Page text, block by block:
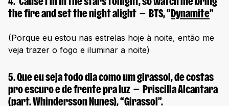
4. ‘Cause I’m in the stars tonight, so watch me bring
the fire and set the night alight — BTS, “ Dynamite”
(Porque eu estou nas estrelas hoje à noite, então me
veja trazer o fogo e iluminar a noite)
5.Que eu seja todo dia como um girassol, de costas
pro escuro e de frente pra luz — Priscilla Alcantara
(part. Whindersson Nunes), “Girassol ”.